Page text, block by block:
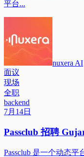
平台...
nuxera AI
面议
现场
全职
backend
7月14日
Passclub 招聘
Passclub 是一个动态